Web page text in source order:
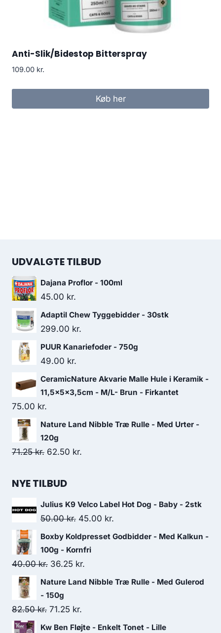
Anti-Slik/Bidestop Bitterspray
109.00 kr.
Køb her
UDVALGTE TILBUD
Dajana Proflor - 100ml
45.00 kr.
Adaptil Chew Tyggebidder - 30stk
299.00 kr.
PUUR Kanariefoder - 750g
49.00 kr.
CeramicNature Akvarie Malle Hule i Keramik -
11,5x5x3,5cm - M/L- Brun - Firkantet
75.00 kr.
Nature Land Nibble Træ Rulle - Med Urter -
120g
71.25kr. Den
pris
71.25 kr..
62.50 kr.
62.50 kr..
NYE TILBUD
Julius K9 Velco Label Hot Dog - Baby - 2stk
50.00kr. Den
oprindelige
pris
var:
50.00 kr..
45.00 kr.
aktuelle
45.00 kr..
Boxby Koldpresset Godbidder - Med Kalkun -
100g - Kornfri
40.00kr. Den
oprindelige
pris
var:
40.00 kr..
36.25 kr.
aktuelle
36.25 kr..
Nature Land Nibble Træ Rulle - Med Gulerod
- 150g
82.50kr. Den
oprindelige
71.25 kr.
aktuelle
Kw Ben Fløjte - Enkelt Tonet - Lille